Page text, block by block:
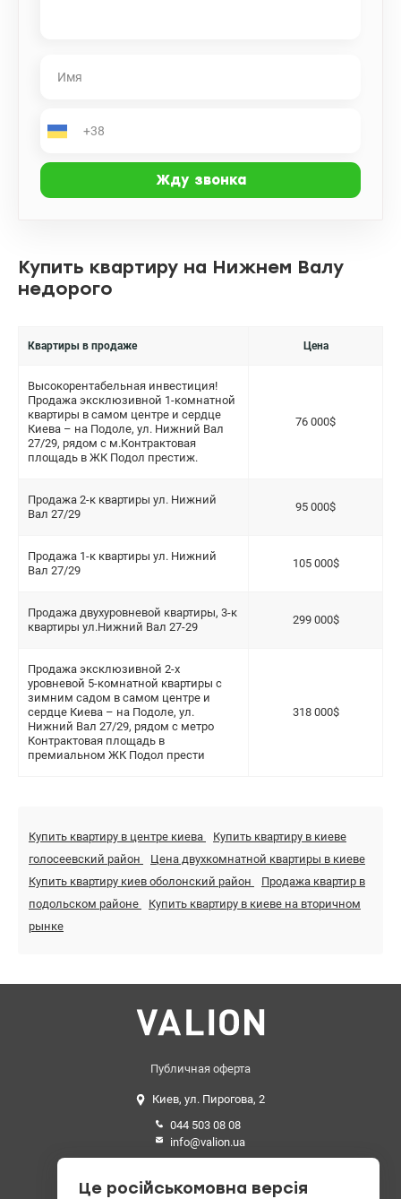
Купить квартиру на Нижнем Валу
недорого
Квартиры в продаже Цена
Высокорентабельная инвестиция!
Продажа эксклюзивной 1-комнатной
квартиры в самом центре и сердце
Киева – на Подоле, ул. Нижний Вал
27/29, рядом с м.Контрактовая
площадь в ЖК Подол престиж.
76 000$
Продажа 2-к квартиры ул. Нижний
Вал 27/29
95 000$
Продажа 1-к квартиры ул. Нижний
Вал 27/29
105 000$
Продажа двухуровневой квартиры, 3-к
квартиры ул.Нижний Вал 27-29
299 000$
Продажа эксклюзивной 2-х
уровневой 5-комнатной квартиры с
зимним садом в самом центре и
сердце Киева – на Подоле, ул.
Нижний Вал 27/29, рядом с метро
Контрактовая площадь в
премиальном ЖК Подол прести
318 000$
Купить квартиру в центре киева
Купить квартиру в киеве
голосеевский район
Цена двухкомнатной квартиры в киеве
Купить квартиру киев оболонский район
Продажа квартир в
подольском районе
Купить квартиру в киеве на вторичном
рынке
Публичная оферта
Киев, ул. Пирогова, 2
044 503 08 08
info@valion.ua
Це російськомовна версія